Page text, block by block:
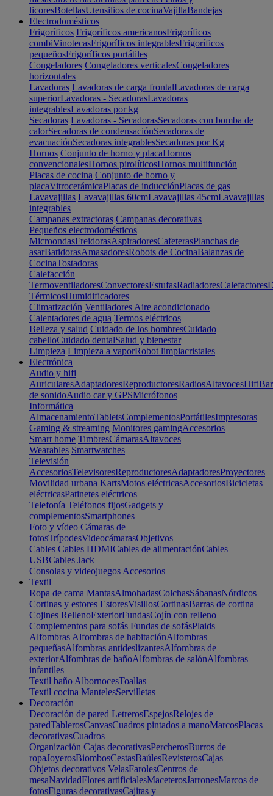
licoresBotellasUtensilios de cocinaVajillaBandejas
Electrodomésticos
Frigoríficos Frigoríficos americanosFrigoríficos
combiVinotecasFrigoríficos integrablesFrigoríficos
pequeñosFrigoríficos portátiles
Congeladores Congeladores verticalesCongeladores
horizontales
Lavadoras Lavadoras de carga frontalLavadoras de carga
superiorLavadoras - SecadorasLavadoras
integrablesLavadoras por kg
Secadoras Lavadoras - SecadorasSecadoras con bomba de
calorSecadoras de condensaciónSecadoras de
evacuaciónSecadoras integrablesSecadoras por Kg
Hornos Conjunto de horno y placaHornos
convencionalesHornos pirolíticosHornos multifunción
Placas de cocina Conjunto de horno y
placaVitrocerámicaPlacas de inducciónPlacas de gas
Lavavajillas Lavavajillas 60cmLavavajillas 45cmLavavajillas
integrables
Campanas extractoras Campanas decorativas
Pequeños electrodomésticos
MicroondasFreidorasAspiradoresCafeterasPlanchas de
asarBatidorasAmasadoresRobots de CocinaBalanzas de
CocinaTostadoras
Calefacción
TermoventiladoresConvectoresEstufasRadiadoresCalefactores
TérmicosHumidificadores
Climatización Ventiladores Aire acondicionado
Calentadores de agua Termos eléctricos
Belleza y salud Cuidado de los hombresCuidado
cabelloCuidado dentalSalud y bienestar
Limpieza Limpieza a vaporRobot limpiacristales
Electrónica
Audio y hifi
AuricularesAdaptadoresReproductoresRadiosAltavocesHifi
de sonidoAudio car y GPSMicrófonos
Informática
AlmacenamientoTabletsComplementosPortátilesImpresoras
Gaming & streaming Monitores gamingAccesorios
Smart home TimbresCámarasAltavoces
Wearables Smartwatches
Televisión
AccesoriosTelevisoresReproductoresAdaptadoresProyectores
Movilidad urbana KartsMotos eléctricasAccesoriosBicicletas
eléctricasPatinetes eléctricos
Telefonía Teléfonos fijosGadgets y
complementosSmartphones
Foto y vídeo Cámaras de
fotosTrípodesVideocámarasObjetivos
Cables Cables HDMICables de alimentaciónCables
USBCables Jack
Consolas y videojuegos Accesorios
Textil
Ropa de cama MantasAlmohadasColchasSábanasNórdicos
Cortinas y estores EstoresVisillosCortinasBarras de cortina
Cojines RellenoExteriorFundasCojín con relleno
Complementos para sofás Fundas de sofásPlaids
Alfombras Alfombras de habitaciónAlfombras
pequeñasAlfombras antideslizantesAlfombras de
exteriorAlfombras de bañoAlfombras de salónAlfombras
infantiles
Textil baño AlbornocesToallas
Textil cocina MantelesServilletas
Decoración
Decoración de pared LetrerosEspejosRelojes de
paredTablerosCanvasCuadros pintados a manoMarcosPlacas
decorativasCuadros
Organización Cajas decorativasPercherosBurros de
ropaJoyerosBiombosCestasBaúlesRevisterosCajas
Objetos decorativos VelasFarolesCentros de
mesaNavidadFlores artificialesMaceterosJarronesMarcos de
fotosFiguras decorativasCajitas y